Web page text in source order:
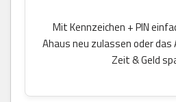
Mit Kennzeichen + PIN
Ahaus neu zulassen oder
Zeit & Geld